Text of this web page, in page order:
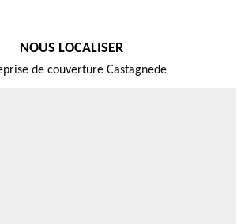
NOUS LOCALISER
de couverture Castagnede